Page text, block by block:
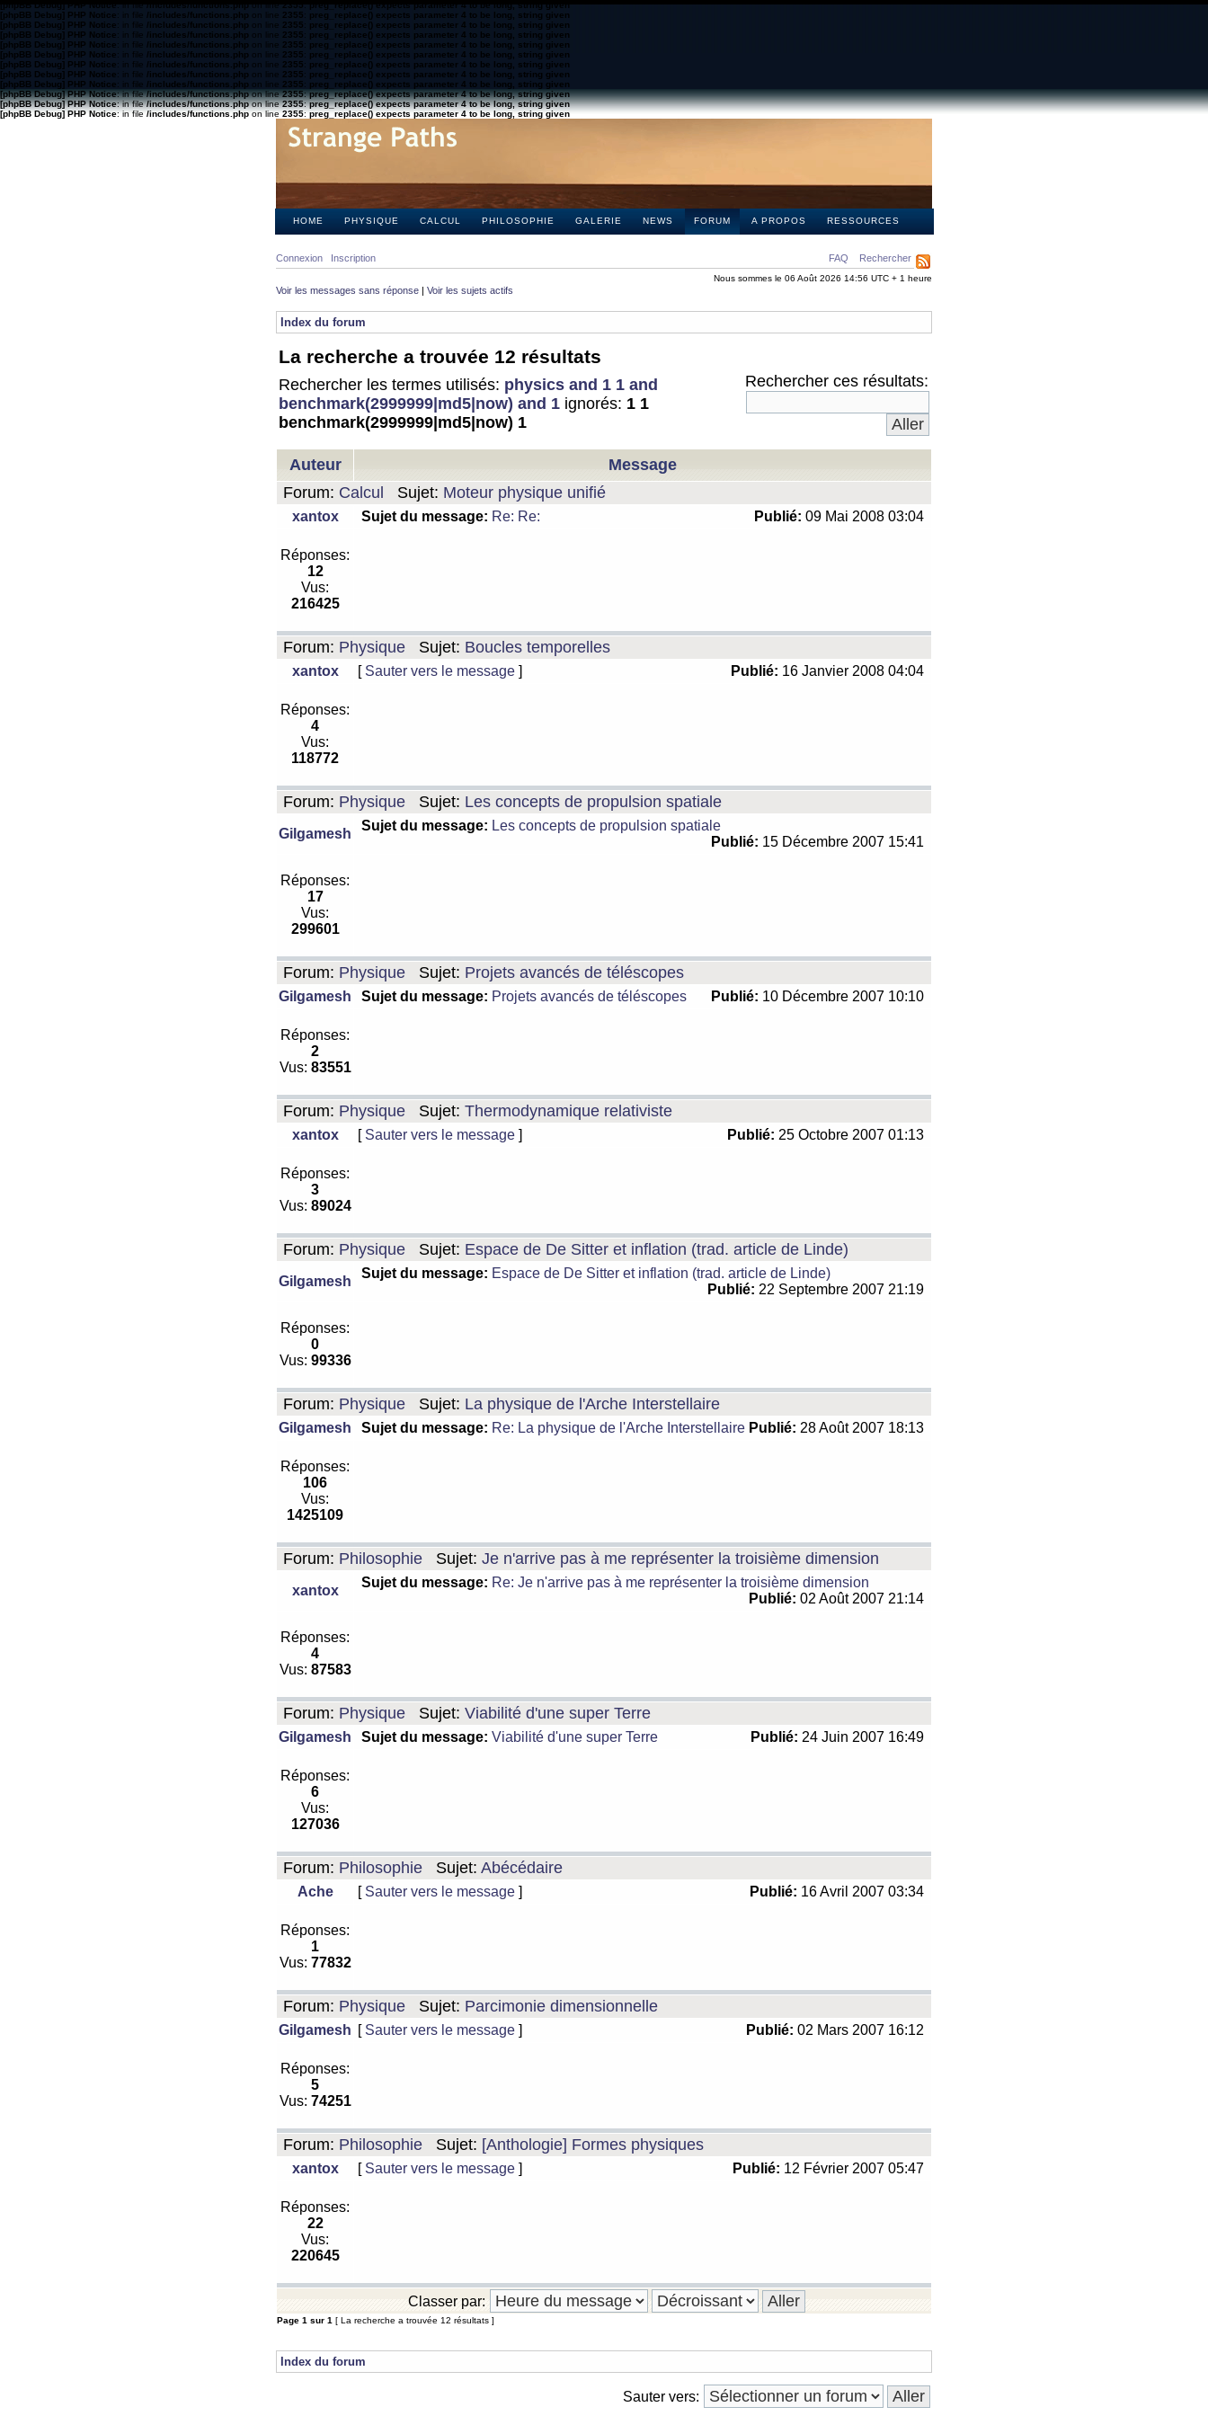
[phpBB Debug] PHP Notice: in file/includes/functions.phpon line2355:preg_replace() expects parameter 4 to be long, string given
[phpBB Debug] PHP Notice: in file /includes/functions.php on line 2355: preg_replace() expects parameter 4 to be long, string given
[phpBB Debug] PHP Notice: in file /includes/functions.php on line 2355: preg_replace() expects parameter 4 to be long, string given
[phpBB Debug] PHP Notice: in file /includes/functions.php on line 2355: preg_replace() expects parameter 4 to be long, string given
[phpBB Debug] PHP Notice: in file /includes/functions.php on line 2355: preg_replace() expects parameter 4 to be long, string given
[phpBB Debug] PHP Notice: in file /includes/functions.php on line 2355: preg_replace() expects parameter 4 to be long, string given
[phpBB Debug] PHP Notice: in file /includes/functions.php on line 2355: preg_replace() expects parameter 4 to be long, string given
[phpBB Debug] PHP Notice: in file /includes/functions.php on line 2355: preg_replace() expects parameter 4 to be long, string given
[phpBB Debug] PHP Notice: in file /includes/functions.php on line 2355: preg_replace() expects parameter 4 to be long, string given
[phpBB Debug] PHP Notice: in file/includes/functions.phpon line2355:preg_replace() expects parameter 4 to be long, string given
[phpBB Debug] PHP Notice: in file/includes/functions.phpon line2355:preg_replace() expects parameter 4 to be long, string given
[phpBB Debug] PHP Notice: in file/includes/functions.phpon line2355:preg_replace() expects parameter 4 to be long, string given
HOME PHYSIQUE CALCUL PHILOSOPHIE GALERIE NEWS FORUM A PROPOS RESSOURCES
FAQ Rechercher
Connexion Inscription
Nous sommes le 06 Août 2026 14:56 UTC + 1 heure
Voir les messages sans réponse | Voir les sujets actifs
Index du forum
La recherche a trouvée 12 résultats
Rechercher les termes utilisés: physics and 1 1 and
benchmark(2999999|md5|now) and 1 ignorés: 1 1
benchmark(2999999|md5|now) 1
Rechercher ces résultats:
Auteur
Message
Forum: Calcul Sujet: Moteur physique unifié
xantox Sujet du message: Re: Re: Publié: 09 Mai 2008 03:04
Réponses:
12
Vus:
216425
Forum: Physique Sujet: Boucles temporelles
xantox [ Sauter vers le message ] Publié: 16 Janvier 2008 04:04
Réponses:
4
Vus:
118772
Forum: Physique Sujet: Les concepts de propulsion spatiale
Gilgamesh
Sujet du message: Les concepts de propulsion spatiale
Publié: 15 Décembre 2007 15:41
Réponses:
17
Vus:
299601
Forum: Physique Sujet: Projets avancés de téléscopes
Gilgamesh Sujet du message: Projets avancés de téléscopes Publié: 10 Décembre 2007 10:10
Réponses:
2
Vus: 83551
Forum: Physique Sujet: Thermodynamique relativiste
xantox [ Sauter vers le message ] Publié: 25 Octobre 2007 01:13
Réponses:
3
Vus: 89024
Forum: Physique Sujet: Espace de De Sitter et inflation (trad. article de Linde)
Gilgamesh
Sujet du message: Espace de De Sitter et inflation (trad. article de Linde)
Publié: 22 Septembre 2007 21:19
Réponses:
0
Vus: 99336
Forum: Physique Sujet: La physique de l'Arche Interstellaire
Gilgamesh Sujet du message: Re: La physique de l'Arche Interstellaire Publié: 28 Août 2007 18:13
Réponses:
106
Vus:
1425109
Forum: Philosophie Sujet: Je n'arrive pas à me représenter la troisième dimension
xantox
Sujet du message: Re: Je n'arrive pas à me représenter la troisième dimension
Publié: 02 Août 2007 21:14
Réponses:
4
Vus: 87583
Forum: Physique Sujet: Viabilité d'une super Terre
Gilgamesh Sujet du message: Viabilité d'une super Terre Publié: 24 Juin 2007 16:49
Réponses:
6
Vus:
127036
Forum: Philosophie Sujet: Abécédaire
Ache [ Sauter vers le message ] Publié: 16 Avril 2007 03:34
Réponses:
1
Vus: 77832
Forum: Physique Sujet: Parcimonie dimensionnelle
Gilgamesh [ Sauter vers le message ] Publié: 02 Mars 2007 16:12
Réponses:
5
Vus: 74251
Forum: Philosophie Sujet: [Anthologie] Formes physiques
xantox [ Sauter vers le message ] Publié: 12 Février 2007 05:47
Réponses:
22
Vus:
220645
Classer par:
Page 1 sur 1 [ La recherche a trouvée 12 résultats ]
Index du forum
Sauter vers: